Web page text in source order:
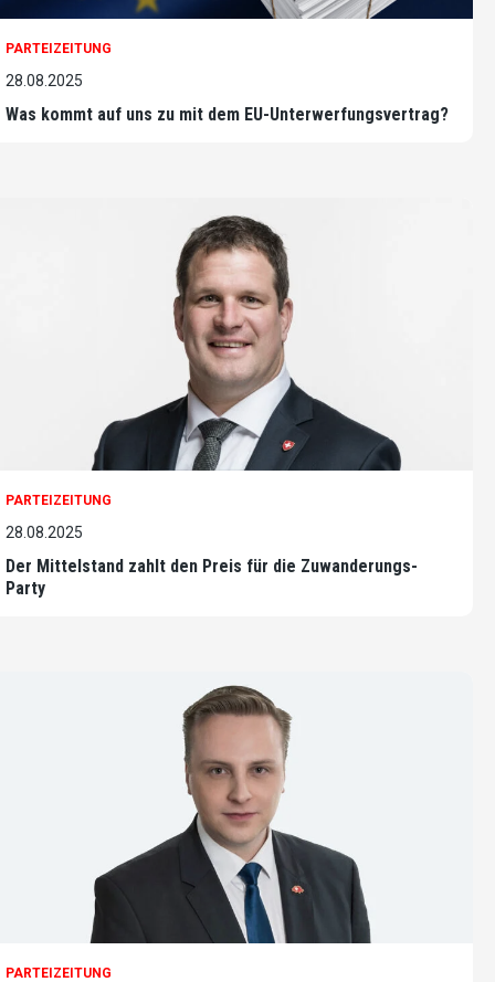
PARTEIZEITUNG
28.08.2025
Was kommt auf uns zu mit dem EU-Unterwerfungsvertrag?
PARTEIZEITUNG
28.08.2025
Der Mittelstand zahlt den Preis für die Zuwanderungs-
Party
PARTEIZEITUNG